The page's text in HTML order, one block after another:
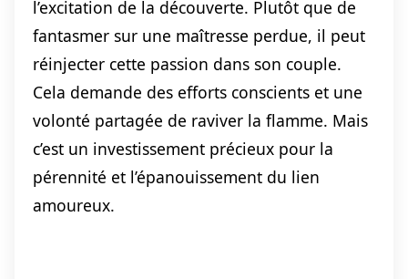
l’excitation de la découverte. Plutôt que de
fantasmer sur une maîtresse perdue, il peut
réinjecter cette passion dans son couple.
Cela demande des efforts conscients et une
volonté partagée de raviver la flamme. Mais
c’est un investissement précieux pour la
pérennité et l’épanouissement du lien
amoureux.